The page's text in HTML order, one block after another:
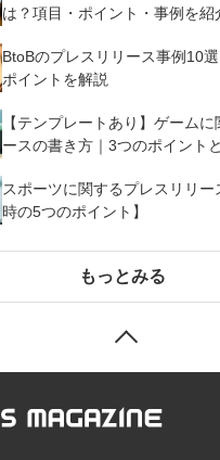
は？項目・ポイント・事例を紹
BtoBのプレスリリース事例10
ポイントを解説
【テンプレートあり】ゲームに
ースの書き方｜3つのポイント
スポーツに関するプレスリリ
時の5つのポイント】
もっとみる